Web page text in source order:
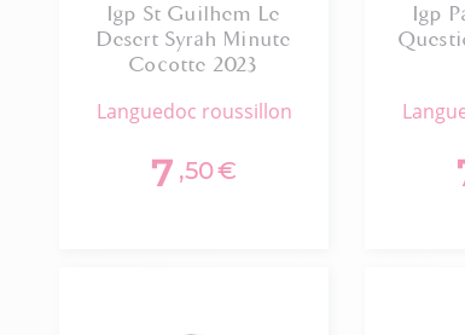
Igp St Guilhem Le
Desert Syrah Minute
Cocotte 2023
languedoc roussillon
7 ,50€
Igp